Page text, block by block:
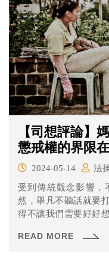
【司想評論】
懲戒權的界限
2024-05-14
法
受到傳統觀念影響，
然，舉凡不聽話就要
得不讓我們需要好好
READ MORE